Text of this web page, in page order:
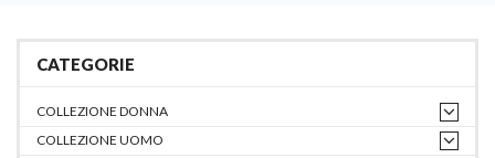
CATEGORIE
COLLEZIONE DONNA
COLLEZIONE UOMO